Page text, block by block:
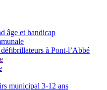
âge et handicap
à Pont-l’Abbé
municipal 3-12 ans